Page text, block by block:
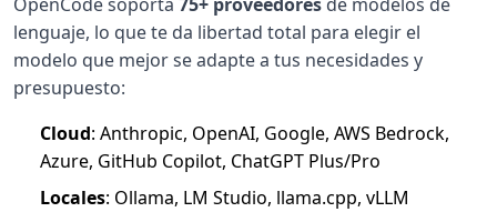
lenguaje, lo que te da libertad total para elegir el
modelo que mejor se adapte a tus necesidades y
presupuesto:
Cloud: Anthropic, OpenAI, Google, AWS Bedrock,
Azure, GitHub Copilot, ChatGPT Plus/Pro
Locales: Ollama, LM Studio, llama.cpp, vLLM